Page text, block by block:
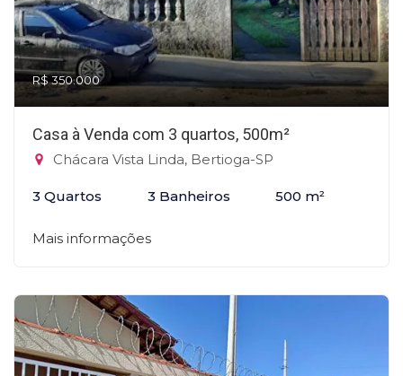
R$ 350.000
Casa à Venda com 3 quartos, 500m²
Chácara Vista Linda, Bertioga-SP
3 Quartos 3 Banheiros 500 m²
Mais informações